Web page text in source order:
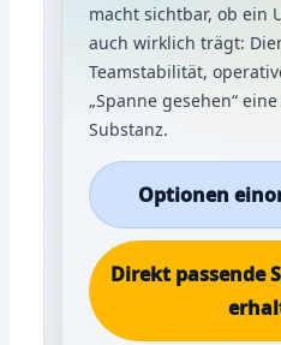
macht sichtbar, ob ein
auch wirklich trägt:
Teamstabilität,
„Spanne gesehen“
Substanz.
Optionen
Direkt passende